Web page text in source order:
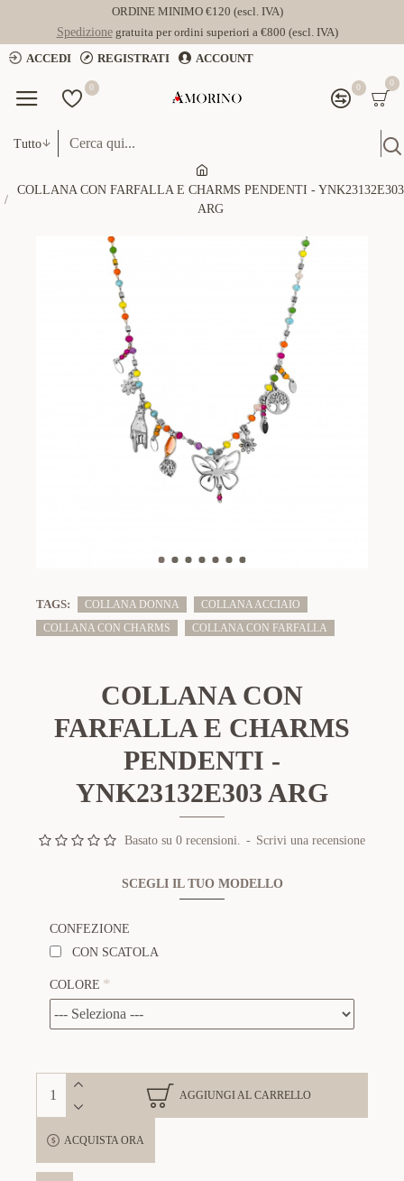
ORDINE MINIMO €120 (escl. IVA)
Spedizionegratuita per ordini superiori a €800 (escl. IVA)
ACCEDI
REGISTRATI ACCOUNT
0 0 0
Tutto
COLLANA CON FARFALLA E CHARMS PENDENTI - YNK23132E303
ARG
TAGS: COLLANA DONNA
COLLANA ACCIAIO
COLLANA CON CHARMS
COLLANA CON FARFALLA
COLLANA CON
FARFALLA E CHARMS
PENDENTI -
YNK23132E303 ARG
Basato su 0 recensioni. - Scrivi una recensione
SCEGLI IL TUO MODELLO
CONFEZIONE
CON SCATOLA
COLORE
AGGIUNGI AL CARRELLO
ACQUISTA ORA